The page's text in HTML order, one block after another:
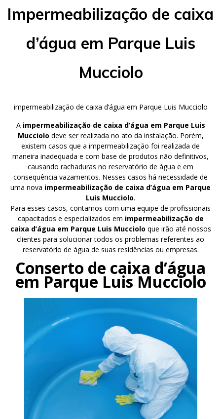
Impermeabilização de caixa
d’água em Parque Luis
Mucciolo
impermeabilização de caixa d’água em Parque Luis Mucciolo
Aimpermeabilização de caixa d’água em Parque Luis
Mucciolo deve ser realizada no ato da instalação. Porém,
existem casos que a impermeabilização foi realizada de
maneira inadequada e com base de produtos não definitivos,
causando rachaduras no reservatório de água e em
consequência vazamentos. Nesses casos há necessidade de
uma nova impermeabilização de caixa d’água em Parque
Luis Mucciolo.
Para esses casos, contamos com uma equipe de profissionais
capacitados e especializados em impermeabilização de
caixa d’água em Parque Luis Mucciolo que irão até nossos
clientes para solucionar todos os problemas referentes ao
reservatório de água de suas residências ou empresas.
Conserto de caixa d’água
em Parque Luis Mucciolo